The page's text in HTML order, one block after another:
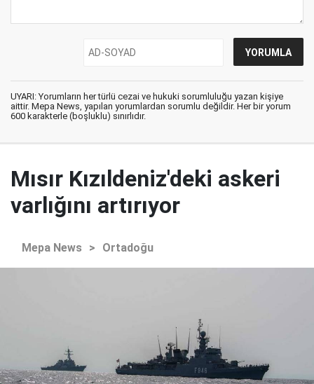
UYARI: Yorumların her türlü cezai ve hukuki sorumluluğu yazan kişiye
aittir. Mepa News, yapılan yorumlardan sorumlu değildir. Her bir yorum
600 karakterle (boşluklu) sınırlıdır.
Mısır Kızıldeniz'deki askeri
varlığını artırıyor
Mepa News > Ortadoğu